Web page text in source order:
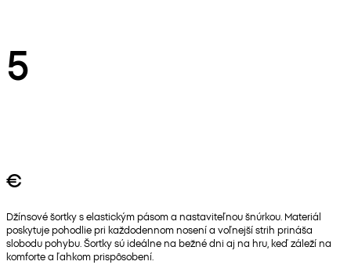
5
€
Džínsové šortky s elastickým pásom a nastaviteľnou šnúrkou. Materiál
poskytuje pohodlie pri každodennom nosení a voľnejší strih prináša
slobodu pohybu. Šortky sú ideálne na bežné dni aj na hru, keď záleží na
komforte a ľahkom prispôsobení.